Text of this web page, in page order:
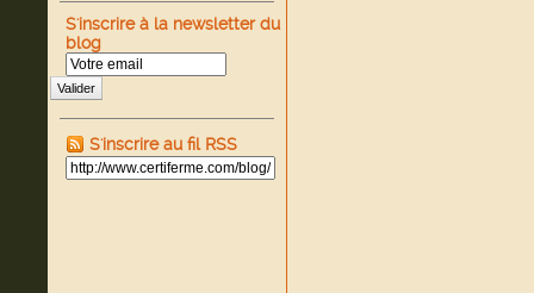
S'inscrire à la newsletter du
blog
Valider
S'inscrire au fil RSS